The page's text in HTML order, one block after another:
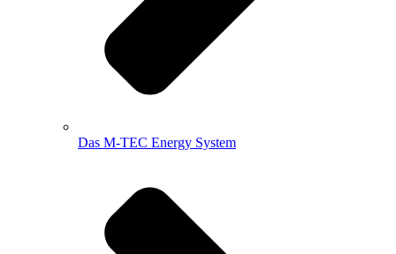
Das M-TEC Energy System